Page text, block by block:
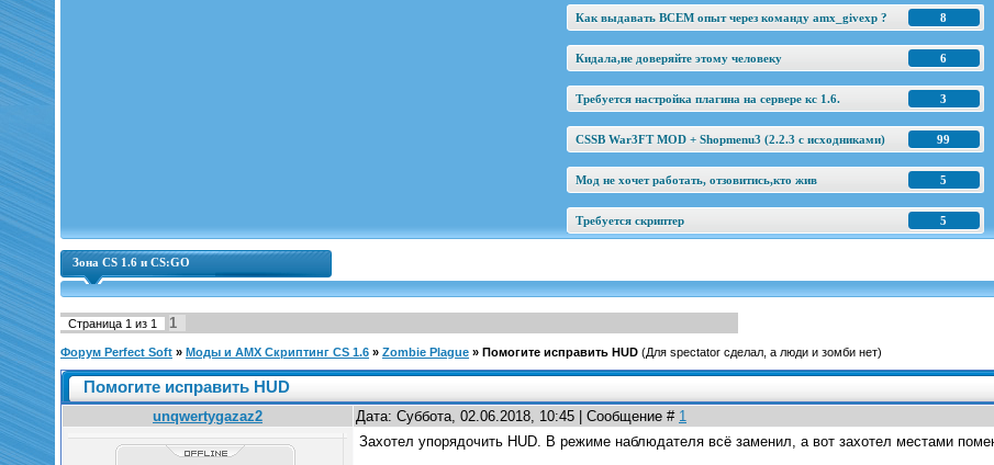
8
Как выдавать ВСЕМ опыт через команду amx_givexp ?
6
Кидала,не доверяйте этому человеку
3
Требуется настройка плагина на сервере кс 1.6.
99
CSSB War3FT MOD + Shopmenu3 (2.2.3 c исходниками)
5
Мод не хочет работать, отзовитись,кто жив
5
Требуется скриптер
Зона CS 1.6 и CS:GO
Страница 1 из 1 1
Форум Perfect Soft » Моды и AMX Скриптинг CS 1.6 » Zombie Plague » Помогите исправить HUD (Для spectator сделал, а люди и зомби нет)
Помогите исправить HUD
unqwertygazaz2 Дата: Суббота, 02.06.2018, 10:45 | Сообщение # 1
Захотел упорядочить HUD. В режиме наблюдателя всё заменил, а вот захотел местами